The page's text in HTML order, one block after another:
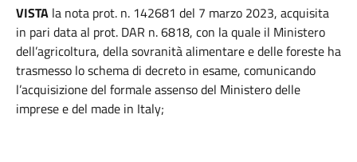
VISTA la nota prot. n. 142681 del 7 marzo 2023, acquisita
in pari data al prot. DAR n. 6818, con la quale il Ministero
dell’agricoltura, della sovranità alimentare e delle foreste ha
trasmesso lo schema di decreto in esame, comunicando
l’acquisizione del formale assenso del Ministero delle
imprese e del made in Italy;